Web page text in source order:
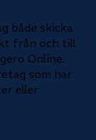
både skicka
från och till
Online.
som har
eller